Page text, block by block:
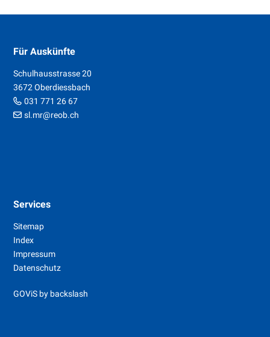
Footer
Für Auskünfte
Schulhausstrasse 20
3672 Oberdiessbach
031 771 26 67
sl.mr@reob.ch
Services
Sitemap
Index
Impressum
Datenschutz
GOViS by backslash